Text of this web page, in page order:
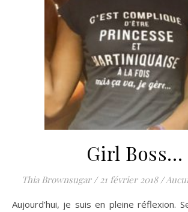
Girl Boss…
Thia Brownsugar / 21 février 2018 /
Aujourd’hui, je suis en pleine réflexion. Seule à la maison,